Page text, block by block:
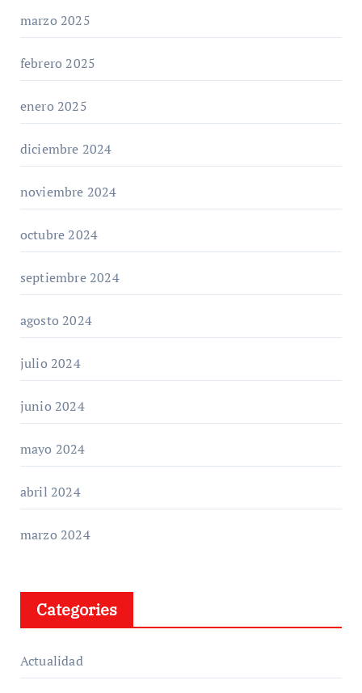
marzo 2025
febrero 2025
enero 2025
diciembre 2024
noviembre 2024
octubre 2024
septiembre 2024
agosto 2024
julio 2024
junio 2024
mayo 2024
abril 2024
marzo 2024
Categories
Actualidad